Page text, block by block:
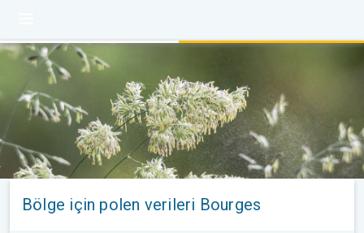
Bölge için polen verileri Bourges